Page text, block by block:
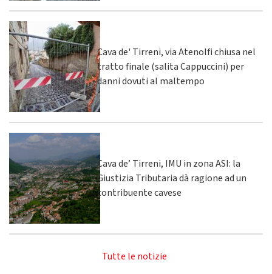
Cava de' Tirreni, via Atenolfi chiusa nel
tratto finale (salita Cappuccini) per
danni dovuti al maltempo
Cava de’ Tirreni, IMU in zona ASI: la
Giustizia Tributaria dà ragione ad un
contribuente cavese
Tutte le notizie